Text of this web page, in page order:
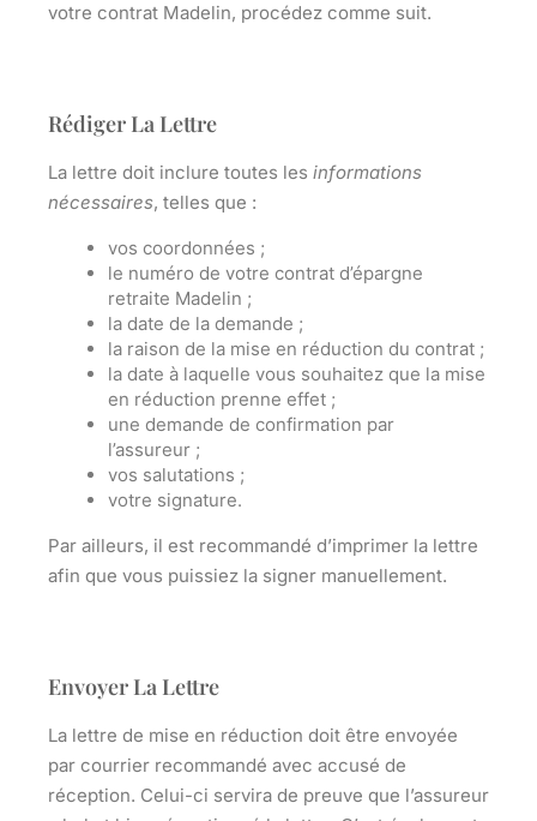
votre contrat Madelin, procédez comme suit.
Rédiger La Lettre
La lettre doit inclure toutes les informations
nécessaires, telles que :
vos coordonnées ;
le numéro de votre contrat d’épargne
retraite Madelin ;
la date de la demande ;
la raison de la mise en réduction du contrat ;
la date à laquelle vous souhaitez que la mise
en réduction prenne effet ;
une demande de confirmation par
l’assureur ;
vos salutations ;
votre signature.
Par ailleurs, il est recommandé d’imprimer la lettre
afin que vous puissiez la signer manuellement.
Envoyer La Lettre
La lettre de mise en réduction doit être envoyée
par courrier recommandé avec accusé de
réception. Celui-ci servira de preuve que l’assureur